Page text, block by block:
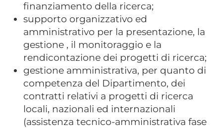
finanziamento della ricerca;
supporto organizzativo ed
amministrativo per la presentazione, la
gestione , il monitoraggio e la
rendicontazione dei progetti di ricerca;
gestione amministrativa, per quanto di
competenza del Dipartimento, dei
contratti relativi a progetti di ricerca
locali, nazionali ed internazionali
(assistenza tecnico-amministrativa fase